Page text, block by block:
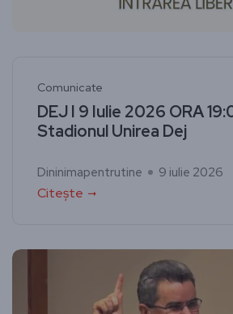
Comunicate
DEJ I 9 Iulie 2026 ORA
Stadionul Unirea Dej
Dininimapentrutine 9 iulie 2026
Citește